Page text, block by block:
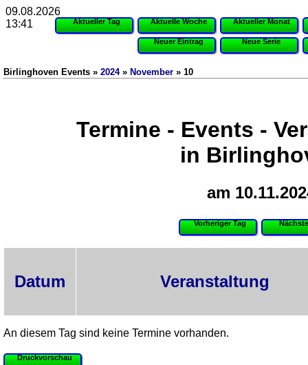
Aktueller Tag Aktuelle Woche Aktueller Monat
Neuer Eintrag Neue Serie
Birlinghoven Events » 2024» November » 10
Termine - Events -
in
am
Vorheriger Tag
Datum Veranstaltung
An diesem Tag sind keine Termine vorhanden.
Druckvorschau
09.08.2026
13:41